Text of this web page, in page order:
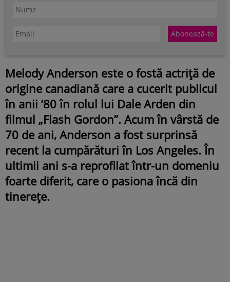
Melody Anderson este o fostă actriță de
origine canadiană care a cucerit publicul
în anii ’80 în rolul lui Dale Arden din
filmul „Flash Gordon”. Acum în vârstă de
70 de ani, Anderson a fost surprinsă
recent la cumpărături în Los Angeles. În
ultimii ani s-a reprofilat într-un domeniu
foarte diferit, care o pasiona încă din
tinerețe.